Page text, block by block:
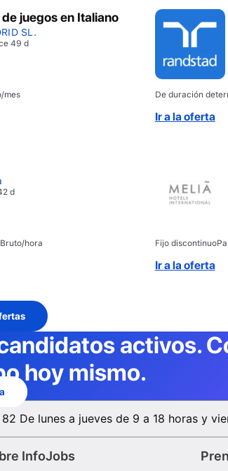
juegos en Italiano
SL.
49 d
mes De duración
Ir a la oferta
d
hora Fijo discontinuo
Ir a la oferta
activos.
hoy mismo.
De lunes a jueves de 9 a 18 horas y
InfoJobs